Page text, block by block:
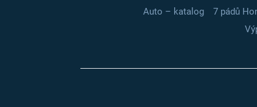
Auto – katalog
7 pádů